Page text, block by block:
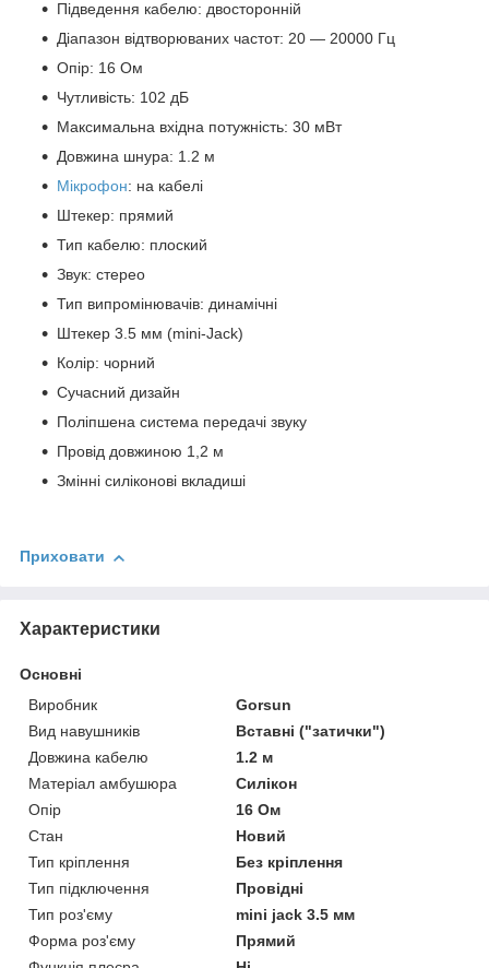
Підведення кабелю: двосторонній
Діапазон відтворюваних частот: 20 — 20000 Гц
Опір: 16 Ом
Чутливість: 102 дБ
Максимальна вхідна потужність: 30 мВт
Довжина шнура: 1.2 м
Мікрофон: на кабелі
Штекер: прямий
Тип кабелю: плоский
Звук: стерео
Тип випромінювачів: динамічні
Штекер 3.5 мм (mini-Jack)
Колір: чорний
Сучасний дизайн
Поліпшена система передачі звуку
Провід довжиною 1,2 м
Змінні силіконові вкладиші
Приховати
Характеристики
Основні
Виробник
Gorsun
Вид навушників
Вставні ("затички")
Довжина кабелю
1.2 м
Матеріал амбушюра
Силікон
Опір
16 Ом
Стан
Новий
Тип кріплення
Без кріплення
Тип підключення
Провідні
Тип роз'єму
mini jack 3.5 мм
Форма роз'єму
Прямий